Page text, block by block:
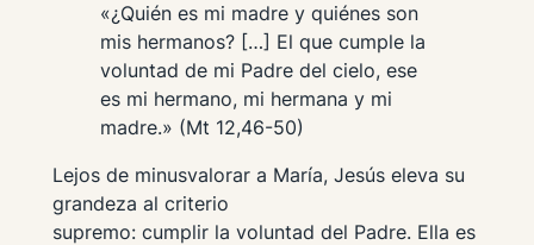
«¿Quién es mi madre y quiénes son
mis hermanos? […] El que cumple la
voluntad de mi Padre del cielo, ese
es mi hermano, mi hermana y mi
madre.» (Mt 12,46-50)
Lejos de minusvalorar a María, Jesús eleva su
grandeza al criterio
supremo: cumplir la voluntad del Padre. Ella es